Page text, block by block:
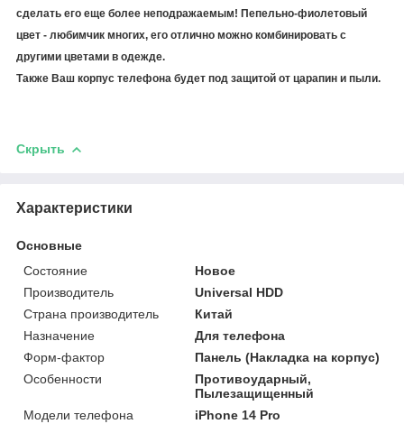
сделать его еще более неподражаемым! Пепельно-фиолетовый
цвет - любимчик многих, его отлично можно комбинировать с
другими цветами в одежде.
Также Ваш корпус телефона будет под защитой от царапин и пыли.
Скрыть
Характеристики
Основные
Состояние
Новое
Производитель
Universal HDD
Страна производитель
Китай
Назначение
Для телефона
Форм-фактор
Панель (Накладка на корпус)
Особенности
Противоударный,
Пылезащищенный
Модели телефона
iPhone 14 Pro